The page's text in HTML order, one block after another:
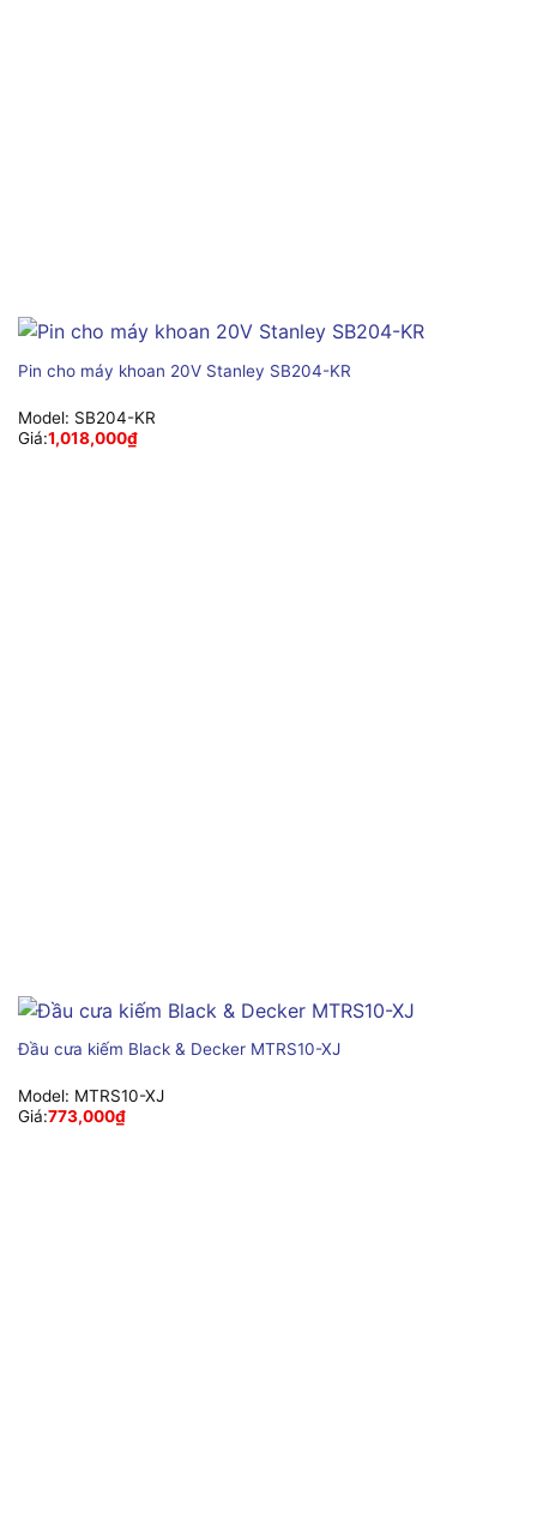
Pin cho máy khoan 20V Stanley SB204-KR
Model: SB204-KR
Giá:1,018,000₫
Đầu cưa kiếm Black & Decker MTRS10-XJ
Model: MTRS10-XJ
Giá:773,000₫